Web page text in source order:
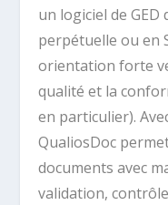
un logiciel de GED
perpétuelle ou en
orientation forte
qualité et la
en particulier).
QualiosDoc
documents avec
validation,